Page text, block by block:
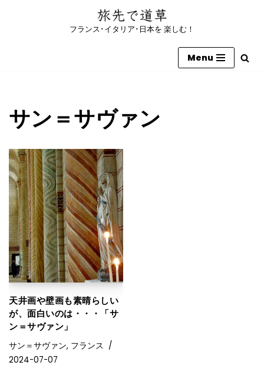
ス
キ
プ
フランス･イタリア･日本を 楽しむ！
Menu
サン＝サヴァン
天井画や壁画も素晴らしい
が、面白いのは・・・「サ
ン＝サヴァン」
サン＝サヴァン, フランス
2024-07-07